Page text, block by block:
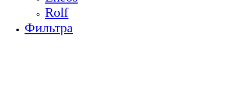
Rolf
Фильтра